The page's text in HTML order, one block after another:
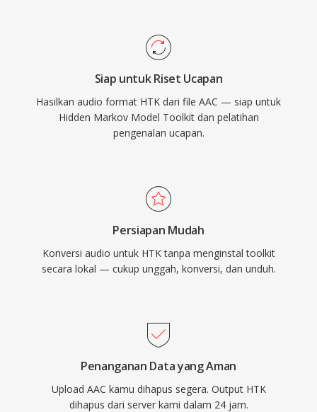
Siap untuk Riset Ucapan
Hasilkan audio format HTK dari file AAC — siap untuk
Hidden Markov Model Toolkit dan pelatihan
pengenalan ucapan.
Persiapan Mudah
Konversi audio untuk HTK tanpa menginstal toolkit
secara lokal — cukup unggah, konversi, dan unduh.
Penanganan Data yang Aman
Upload AAC kamu dihapus segera. Output HTK
dihapus dari server kami dalam 24 jam.